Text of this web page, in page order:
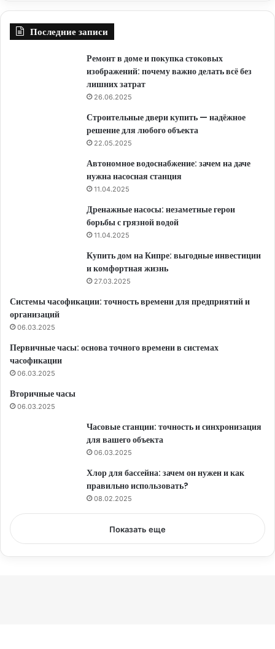
Последние записи
Ремонт в доме и покупка стоковых
изображений: почему важно делать всё без
лишних затрат
26.06.2025
Строительные двери купить — надёжное
решение для любого объекта
22.05.2025
Автономное водоснабжение: зачем на даче
нужна насосная станция
11.04.2025
Дренажные насосы: незаметные герои
борьбы с грязной водой
11.04.2025
Купить дом на Кипре: выгодные инвестиции
и комфортная жизнь
27.03.2025
Системы часофикации: точность времени для предприятий и
организаций
06.03.2025
Первичные часы: основа точного времени в системах
часофикации
06.03.2025
Вторичные часы
06.03.2025
Часовые станции: точность и синхронизация
для вашего объекта
06.03.2025
Хлор для бассейна: зачем он нужен и как
правильно использовать?
08.02.2025
Показать еще